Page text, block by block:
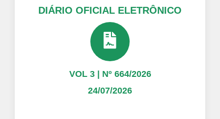
DIÁRIO OFICIAL ELETRÔNICO
VOL 3 | Nº 664/2026
24/07/2026